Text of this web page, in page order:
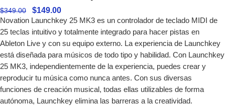
$349.00 $149.00
Novation Launchkey 25 MK3 es un controlador de teclado MIDI de
25 teclas intuitivo y totalmente integrado para hacer pistas en
Ableton Live y con su equipo externo. La experiencia de Launchkey
está diseñada para músicos de todo tipo y habilidad. Con Launchkey
25 MK3, independientemente de la experiencia, puedes crear y
reproducir tu música como nunca antes. Con sus diversas
funciones de creación musical, todas ellas utilizables de forma
autónoma, Launchkey elimina las barreras a la creatividad.